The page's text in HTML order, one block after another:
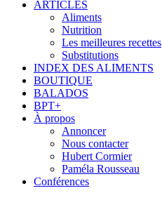
ARTICLES
Aliments
Nutrition
Les meilleures recettes
Substitutions
INDEX DES ALIMENTS
BOUTIQUE
BALADOS
BPT+
À propos
Annoncer
Nous contacter
Hubert Cormier
Paméla Rousseau
Conférences